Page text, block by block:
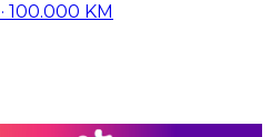
100.000 KM